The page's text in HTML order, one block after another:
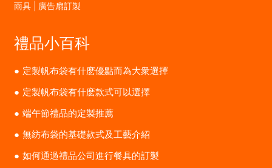
雨具 | 廣告扇訂製
禮品小百科
定製帆布袋有什麽優點而為大衆選擇
定製帆布袋有什麽款式可以選擇
端午節禮品的定製推薦
無紡布袋的基礎款式及工藝介紹
如何通過禮品公司進行餐具的訂製